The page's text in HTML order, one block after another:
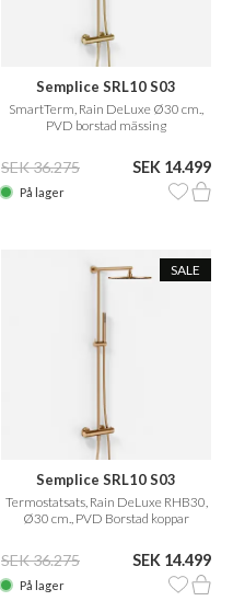
Semplice SRL10 S03
SmartTerm, Rain DeLuxe Ø30 cm.,
PVD borstad mässing
SEK 36.275 SEK 14.499
På lager
SALE
Semplice SRL10 S03
Termostatsats, Rain DeLuxe RHB30,
Ø30 cm., PVD Borstad koppar
SEK 36.275 SEK 14.499
På lager